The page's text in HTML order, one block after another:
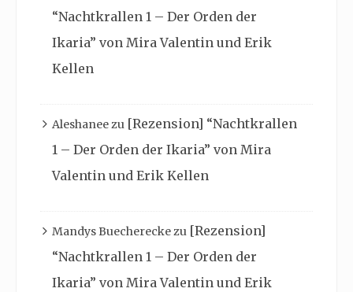
“Nachtkrallen 1 – Der Orden der
Ikaria” von Mira Valentin und Erik
Kellen
Aleshaneezu [Rezension] “Nachtkrallen
1 – Der Orden der Ikaria” von Mira
Valentin und Erik Kellen
Mandys Buechereckezu [Rezension]
“Nachtkrallen 1 – Der Orden der
Ikaria” von Mira Valentin und Erik